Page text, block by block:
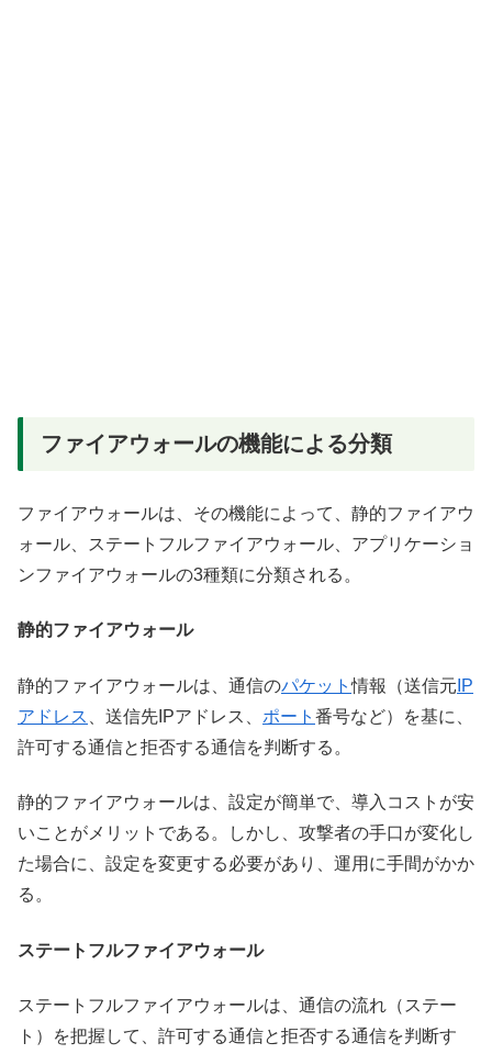
ファイアウォールの機能による分類
ファイアウォールは、その機能によって、静的ファイアウ
ォール、ステートフルファイアウォール、アプリケーショ
ンファイアウォールの3種類に分類される。
静的ファイアウォール
静的ファイアウォールは、通信のパケット情報（送信元 IP
アドレス
、送信先IPアドレス、 ポート 番号など）を基に、
許可する通信と拒否する通信を判断する。
静的ファイアウォールは、設定が簡単で、導入コストが安
いことがメリットである。しかし、攻撃者の手口が変化し
た場合に、設定を変更する必要があり、運用に手間がかか
る。
ステートフルファイアウォール
ステートフルファイアウォールは、通信の流れ（ステー
ト）を把握して、許可する通信と拒否する通信を判断す